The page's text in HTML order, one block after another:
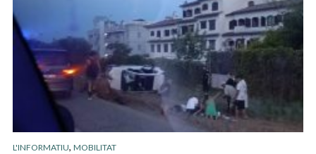
L'INFORMATIU, MOBILITAT